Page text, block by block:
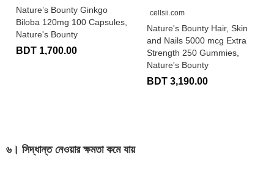
Nature’s Bounty Ginkgo
Biloba 120mg 100 Capsules,
Nature's Bounty
BDT 1,700.00
cellsii.com
Nature's Bounty Hair, Skin
and Nails 5000 mcg Extra
Strength 250 Gummies,
Nature's Bounty
BDT 3,190.00
৬। সিদ্ধান্ত নেওয়ার ক্ষমতা কমে যায়